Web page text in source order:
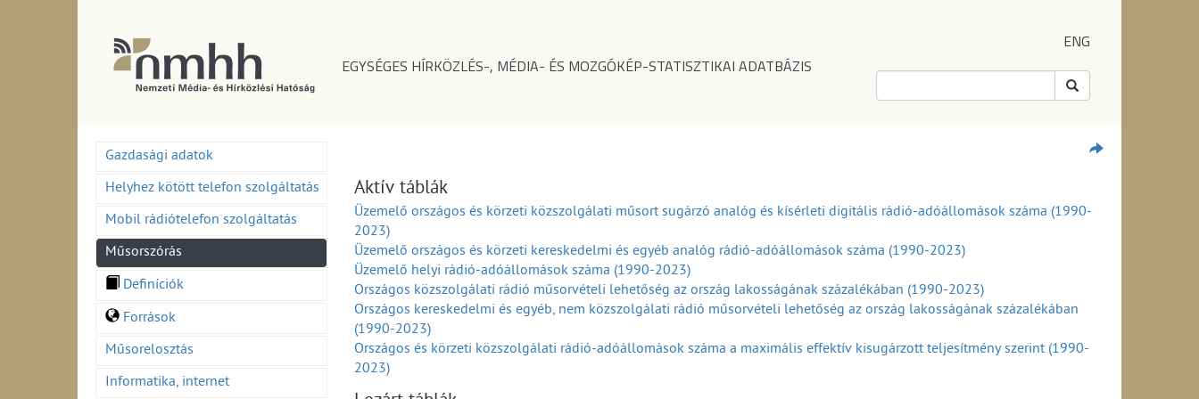
EGYSÉGES HÍRKÖZLÉS-, MÉDIA- ÉS MOZGÓKÉP-STATISZTIKAI ADATBÁZIS
ENG
Gazdasági adatok
Helyhez kötött telefon szolgáltatás
Mobil rádiótelefon szolgáltatás
Műsorszórás
Definíciók
Források
Műsorelosztás
Informatika, internet
Aktív táblák
Üzemelő országos és körzeti közszolgálati műsort sugárzó analóg és kísérleti digitális rádió-adóállomások száma (1990-
2023)
Üzemelő országos és körzeti kereskedelmi és egyéb analóg rádió-adóállomások száma (1990-2023)
Üzemelő helyi rádió-adóállomások száma (1990-2023)
Országos közszolgálati rádió műsorvételi lehetőség az ország lakosságának százalékában (1990-2023)
Országos kereskedelmi és egyéb, nem közszolgálati rádió műsorvételi lehetőség az ország lakosságának százalékában
(1990-2023)
Országos és körzeti közszolgálati rádió-adóállomások száma a maximális effektív kisugárzott teljesítmény szerint (1990-
2023)
Országos és körzeti kereskedelmi és nem nyereségérdekelt rádió-adóállomások száma a maximális effektív kisugárzott